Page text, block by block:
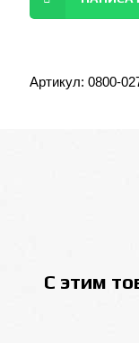
Артикул: 0800-
С этим